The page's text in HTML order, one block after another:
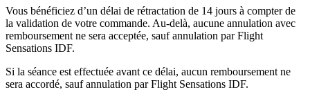
Vous bénéficiez d’un délai de rétractation de 14 jours à compter de
la validation de votre commande. Au-delà, aucune annulation avec
remboursement ne sera acceptée, sauf annulation par Flight
Sensations IDF.
Si la séance est effectuée avant ce délai, aucun remboursement ne
sera accordé, sauf annulation par Flight Sensations IDF.